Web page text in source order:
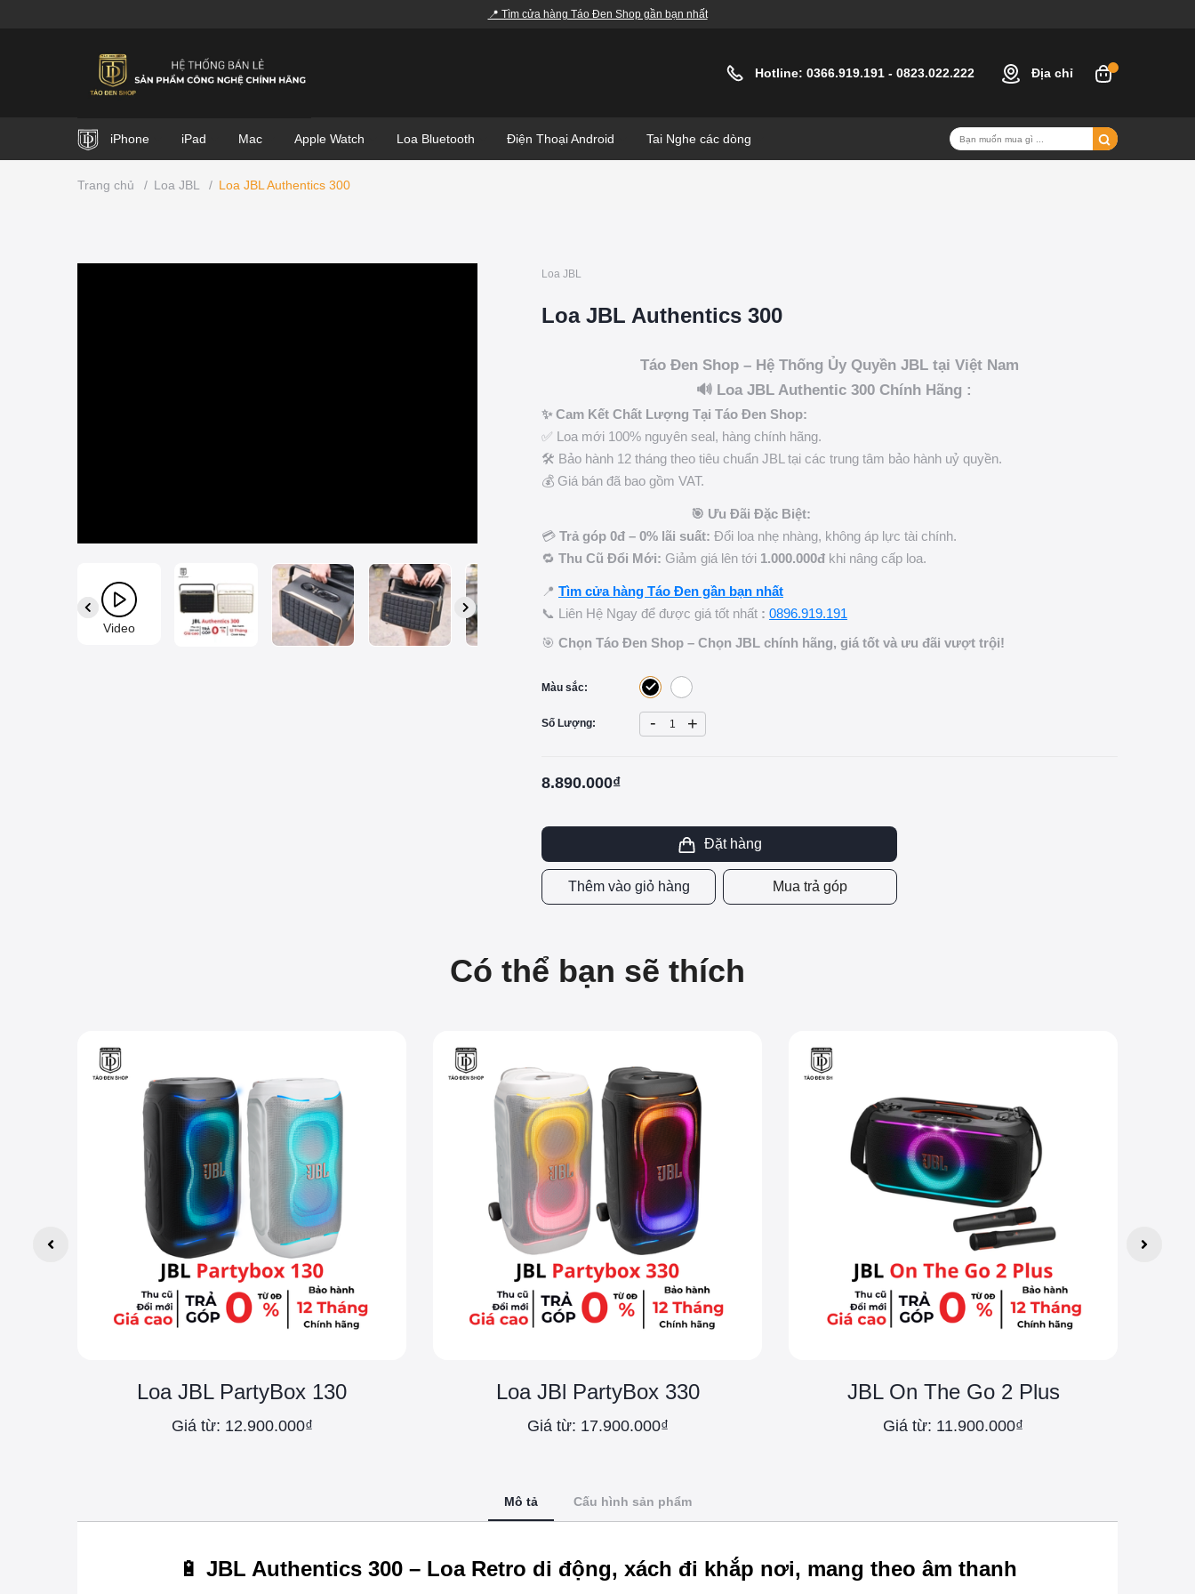
📍 Tìm cửa hàng Táo Đen Shop gần bạn nhất
Hotline: 0366.919.191 - 0823.022.222 Địa chỉ
iPhone iPad Mac Apple Watch Loa Bluetooth Điện Thoại Android Tai Nghe các dòng
Trang chủ / Loa JBL / Loa JBL Authentics 300
Video
Loa JBL
Loa JBL Authentics 300
Táo Đen Shop – Hệ Thống Ủy Quyền JBL tại Việt Nam
🔊 Loa JBL Authentic 300 Chính Hãng :
✨ Cam Kết Chất Lượng Tại Táo Đen Shop:
✅ Loa mới 100% nguyên seal, hàng chính hãng.
🛠️ Bảo hành 12 tháng theo tiêu chuẩn JBL tại các trung tâm bảo hành uỷ quyền.
💰 Giá bán đã bao gồm VAT.
🎯 Ưu Đãi Đặc Biệt:
💳 Trả góp 0đ – 0% lãi suất: Đổi loa nhẹ nhàng, không áp lực tài chính.
🔁 Thu Cũ Đổi Mới: Giảm giá lên tới 1.000.000đ khi nâng cấp loa.
📍 Tìm cửa hàng Táo Đen gần bạn nhất
📞 Liên Hệ Ngay để được giá tốt nhất : 0896.919.191
🎯 Chọn Táo Đen Shop – Chọn JBL chính hãng, giá tốt và ưu đãi vượt trội!
Màu sắc:
Số Lượng: - +
8.890.000₫
Đặt hàng
Thêm vào giỏ hàng Mua trả góp
Có thể bạn sẽ thích
Loa JBL PartyBox 130
Giá từ: 12.900.000₫
Loa JBl PartyBox 330
Giá từ: 17.900.000₫
JBL On The Go 2 Plus
Giá từ: 11.900.000₫
Mô tả Cấu hình sản phẩm
🔋 JBL Authentics 300 – Loa Retro di động, xách đi khắp nơi, mang theo âm thanh